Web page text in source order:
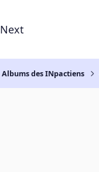
Next
Albums des INpactiens